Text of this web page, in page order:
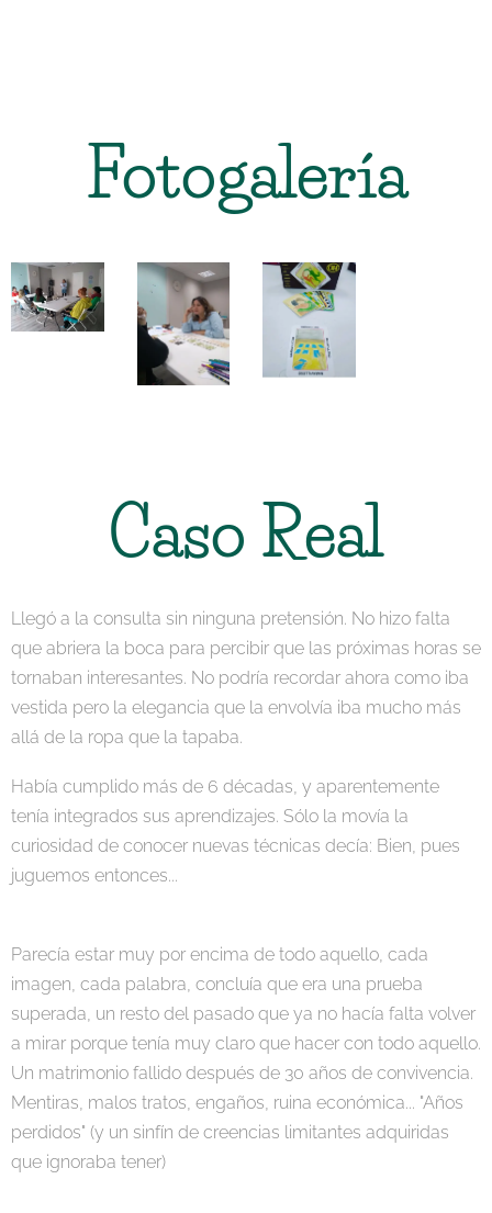
Fotogalería
Caso Real
Llegó a la consulta sin ninguna pretensión. No hizo falta
que abriera la boca para percibir que las próximas horas se
tornaban interesantes. No podría recordar ahora como iba
vestida pero la elegancia que la envolvía iba mucho más
allá de la ropa que la tapaba.
Había cumplido más de 6 décadas, y aparentemente
tenía integrados sus aprendizajes. Sólo la movía la
curiosidad de conocer nuevas técnicas decía: Bien, pues
juguemos entonces...
Parecía estar muy por encima de todo aquello, cada
imagen, cada palabra, concluía que era una prueba
superada, un resto del pasado que ya no hacía falta volver
a mirar porque tenía muy claro que hacer con todo aquello.
Un matrimonio fallido después de 30 años de convivencia.
Mentiras, malos tratos, engaños, ruina económica... "Años
perdidos" (y un sinfín de creencias limitantes adquiridas
que ignoraba tener)